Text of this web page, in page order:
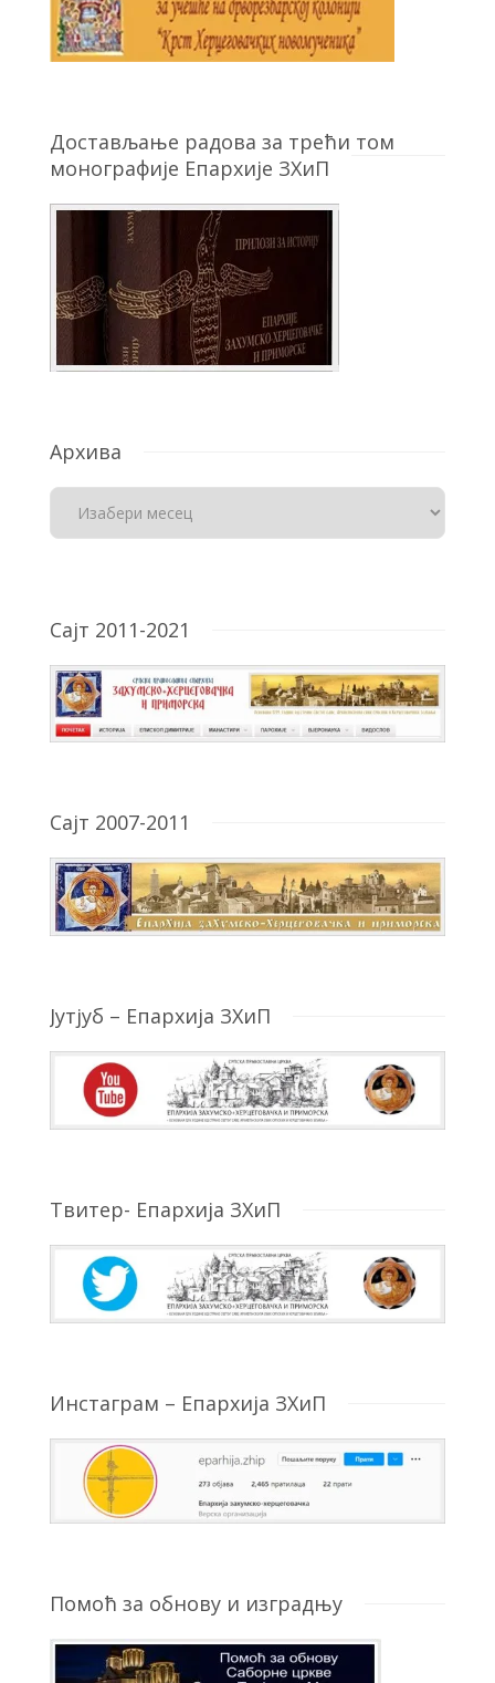
Достављање радова за трећи том
монографије Епархије ЗХиП
Архива
Сајт 2011-2021
Сајт 2007-2011
Јутјуб – Епархија ЗХиП
Твитер- Епархија ЗХиП
Инстаграм – Епархија ЗХиП
Помоћ за обнову и изградњу